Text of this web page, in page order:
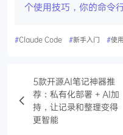
个使用技巧，你的命令
#Claude Code #新手入门 #使
5款开源AI笔记神器推
荐：私有化部署 + AI加
持，让记录和整理变得
更智能